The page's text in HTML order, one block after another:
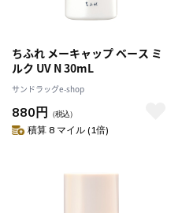
ちふれ メーキャップ ベース ミ
ルク UV N 30mL
サンドラッグe-shop
880円 （税込）
積算 8 マイル (1倍)